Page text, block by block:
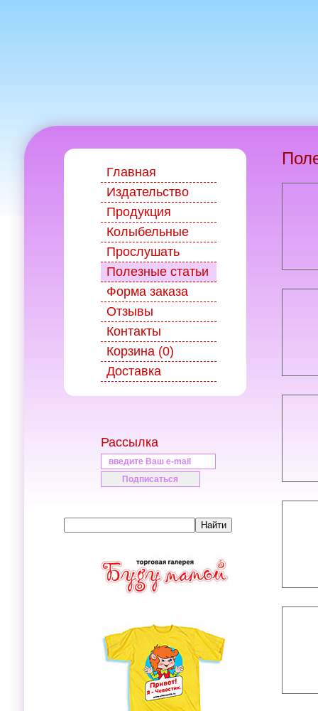
Главная
Издательство
Продукция
Колыбельные
Прослушать
Полезные статьи
Форма заказа
Отзывы
Контакты
Корзина (0)
Доставка
Рассылка